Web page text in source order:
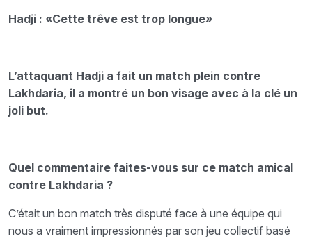
Hadji : «Cette trêve est trop longue»
L’attaquant Hadji a fait un match plein contre
Lakhdaria, il a montré un bon visage avec à la clé un
joli but.
Quel commentaire faites-vous sur ce match amical
contre Lakhdaria ?
C’était un bon match très disputé face à une équipe qui
nous a vraiment impressionnés par son jeu collectif basé